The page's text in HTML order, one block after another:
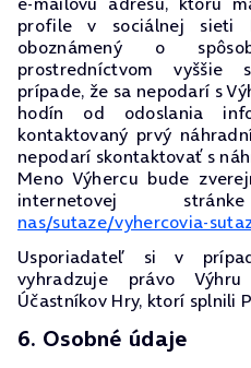
profile v sociálnej sieti
oboznámený o
prostredníctvom vyššie
prípade, že sa nepodarí s
hodín od odoslania
kontaktovaný prvý
nepodarí skontaktovať s
Meno Výhercu bude
internetovej
nas/sutaze/vyhercovia-
Usporiadateľ si v
vyhradzuje právo
Účastníkov Hry, ktorí splnili
6. Osobné údaje